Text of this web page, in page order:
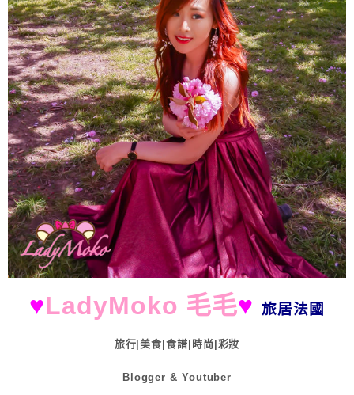
♥LadyMoko 毛毛♥ 旅居法國
旅行|美食|食譜|時尚|彩妝
Blogger & Youtuber